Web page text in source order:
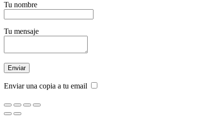
Tu nombre
Tu mensaje
Enviar una copia a tu email